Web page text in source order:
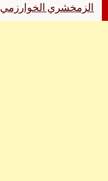
الزمخشري الخوارزمي